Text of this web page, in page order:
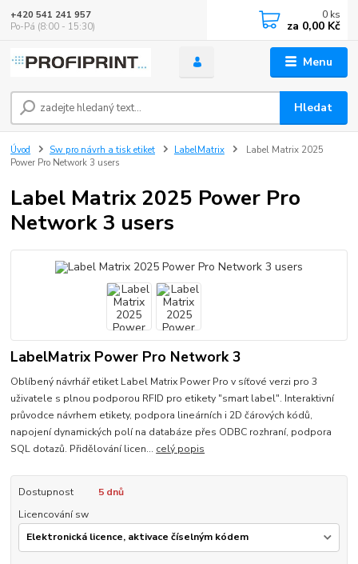
Menu
Hledat
+420 541 241 957
Po-Pá (8:00 - 15:30)
0 ks
za 0,00 Kč
Úvod Sw pro návrh a tisk etiket LabelMatrix
Label Matrix 2025
Power Pro Network 3 users
Label Matrix 2025 Power Pro
Network 3 users
LabelMatrix Power Pro Network 3
Oblíbený návrhář etiket Label Matrix Power Pro v síťové verzi pro 3
uživatele s plnou podporou RFID pro etikety "smart label". Interaktivní
průvodce návrhem etikety, podpora lineárních i 2D čárových kódů,
napojení dynamických polí na databáze přes ODBC rozhraní, podpora
SQL dotazů. Přidělování licen... celý popis
Dostupnost
5 dnů
Licencování sw